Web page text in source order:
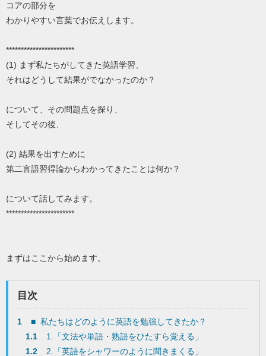
コアの部分を
わかりやすい言葉でお伝えします。
***********************
(1) まず私たちがしてきた英語学習、
それはどうして結果がでなかったのか？
について、その問題点を探り、
そしてその後、
(2) 結果を出すために
第二言語習得論からわかってきたことは何か？
について話してみます。
***********************
まずはここから始めます。
目次
1
■ 私たちはどのように英語を勉強してきたか？
1.1
1.「文法や単語・熟語をひたすら覚える」
1.2
2.「英語をシャワーのように聞きまくる」